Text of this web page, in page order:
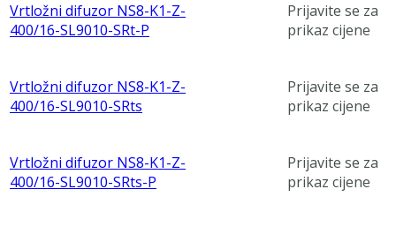
Vrtložni difuzor NS8-K1-Z-
400/16-SL9010-SRt-P
Prijavite se za
prikaz cijene
Vrtložni difuzor NS8-K1-Z-
400/16-SL9010-SRts
Prijavite se za
prikaz cijene
Vrtložni difuzor NS8-K1-Z-
400/16-SL9010-SRts-P
Prijavite se za
prikaz cijene